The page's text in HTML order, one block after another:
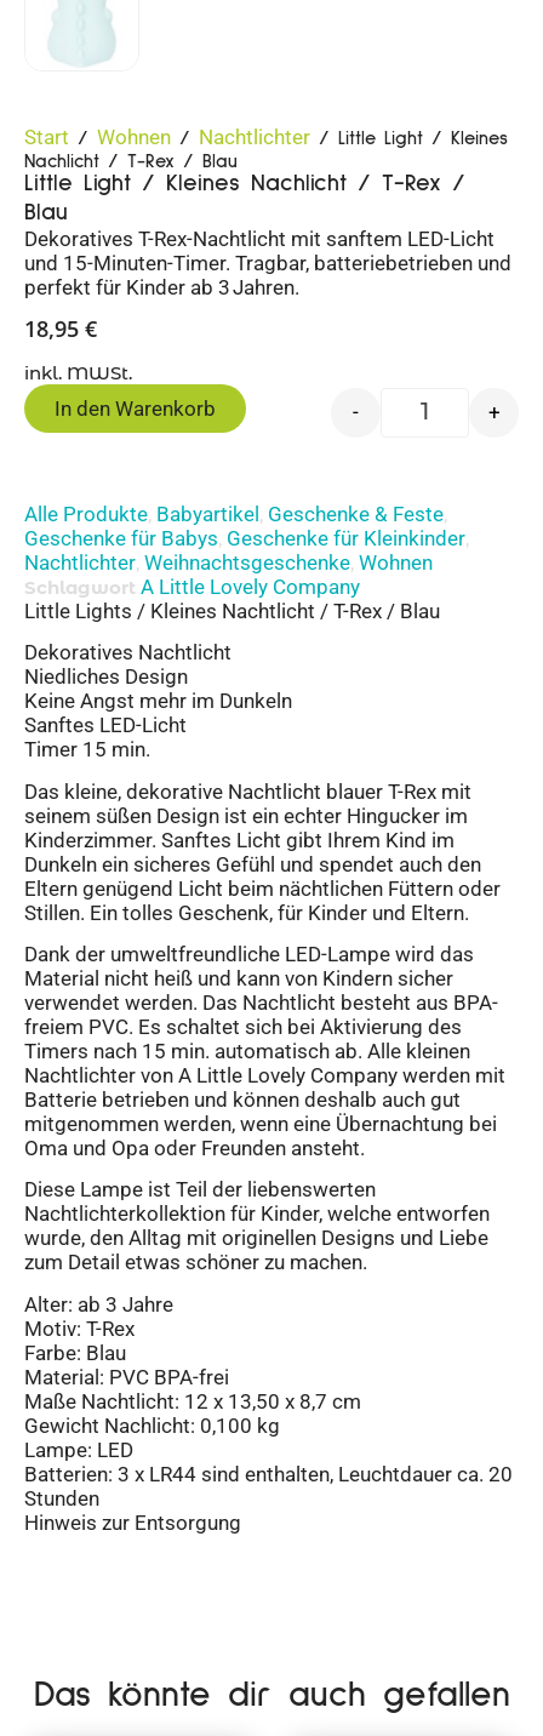
Start / Wohnen / Nachtlichter / Little Light / Kleines
Nachlicht / T-Rex / Blau
Little Light / Kleines Nachlicht / T-Rex /
Blau
Dekoratives T-Rex-Nachtlicht mit sanftem LED-Licht
und 15-Minuten-Timer. Tragbar, batteriebetrieben und
perfekt für Kinder ab 3 Jahren.
18,95 €
inkl. MWSt.
- +
In den Warenkorb
Alle Produkte, Babyartikel, Geschenke & Feste,
Geschenke für Babys, Geschenke für Kleinkinder,
Nachtlichter, Weihnachtsgeschenke, Wohnen
Schlagwort A Little Lovely Company
Little Lights / Kleines Nachtlicht / T-Rex / Blau
Dekoratives Nachtlicht
Niedliches Design
Keine Angst mehr im Dunkeln
Sanftes LED-Licht
Timer 15 min.
Das kleine, dekorative Nachtlicht blauer T-Rex mit
seinem süßen Design ist ein echter Hingucker im
Kinderzimmer. Sanftes Licht gibt Ihrem Kind im
Dunkeln ein sicheres Gefühl und spendet auch den
Eltern genügend Licht beim nächtlichen Füttern oder
Stillen. Ein tolles Geschenk, für Kinder und Eltern.
Dank der umweltfreundliche LED-Lampe wird das
Material nicht heiß und kann von Kindern sicher
verwendet werden. Das Nachtlicht besteht aus BPA-
freiem PVC. Es schaltet sich bei Aktivierung des
Timers nach 15 min. automatisch ab. Alle kleinen
Nachtlichter von A Little Lovely Company werden mit
Batterie betrieben und können deshalb auch gut
mitgenommen werden, wenn eine Übernachtung bei
Oma und Opa oder Freunden ansteht.
Diese Lampe ist Teil der liebenswerten
Nachtlichterkollektion für Kinder, welche entworfen
wurde, den Alltag mit originellen Designs und Liebe
zum Detail etwas schöner zu machen.
Alter: ab 3 Jahre
Motiv: T-Rex
Farbe: Blau
Material: PVC BPA-frei
Maße Nachtlicht: 12 x 13,50 x 8,7 cm
Gewicht Nachlicht: 0,100 kg
Lampe: LED
Batterien: 3 x LR44 sind enthalten, Leuchtdauer ca. 20
Stunden
Hinweis zur Entsorgung
Das könnte dir auch gefallen